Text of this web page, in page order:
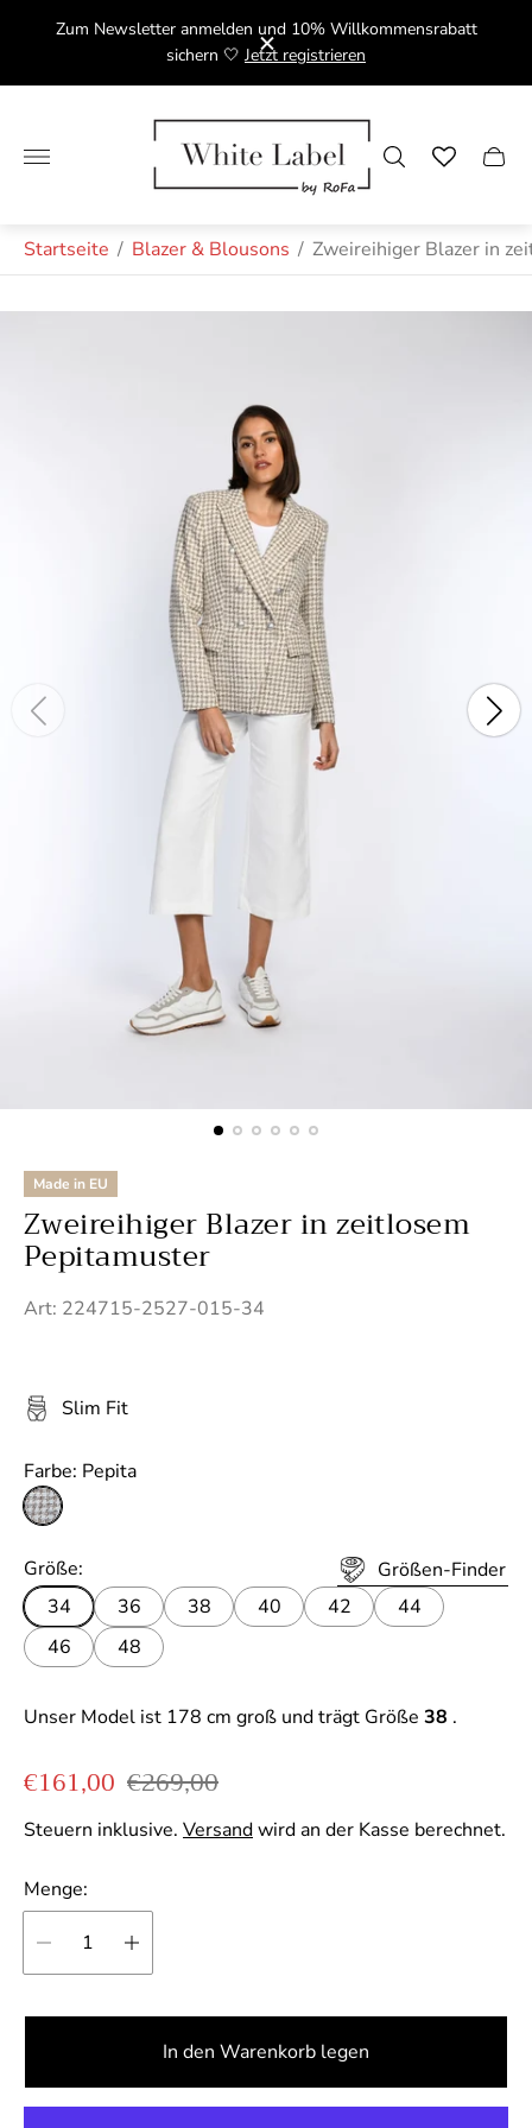
Zum Newsletter anmelden und 10% Willkommensrabatt
sichern 🤍 Jetzt registrieren
Laden-Logo"
Startseite / Blazer & Blousons / Zweireihiger Blazer in
Made in EU
Zweireihiger Blazer in zeitlosem
Pepitamuster
Art: 224715-2527-015-34
Slim Fit
Farbe: Pepita
P
p
i
t
a
Größe:
Größen-Finder
34
36 38 40 42
44
46
48
Unser Model ist 178 cm groß und trägt Größe 38 .
Verkaufspreis
€161,00 Regulärer Preis
€269,00
Steuern inklusive. Versandwird an der Kasse berechnet.
Menge:
In den Warenkorb legen